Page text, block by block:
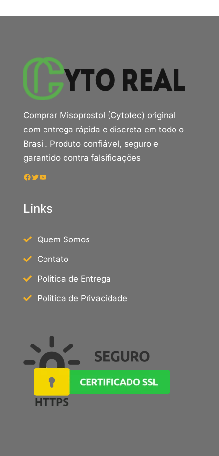
Comprar Misoprostol (Cytotec) original
com entrega rápida e discreta em todo o
Brasil. Produto confiável, seguro e
garantido contra falsificações
Facebook Twitter Youtube
Links
Quem Somos
Contato
Politica de Entrega
Politica de Privacidade